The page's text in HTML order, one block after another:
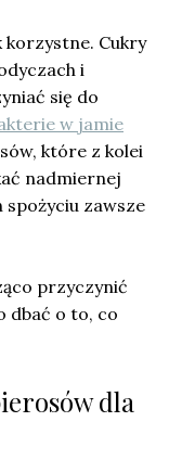
korzystne. Cukry
i
się do
w jamie
które z kolei
nadmiernej
zawsze
przyczynić
dbać o to, co
dla